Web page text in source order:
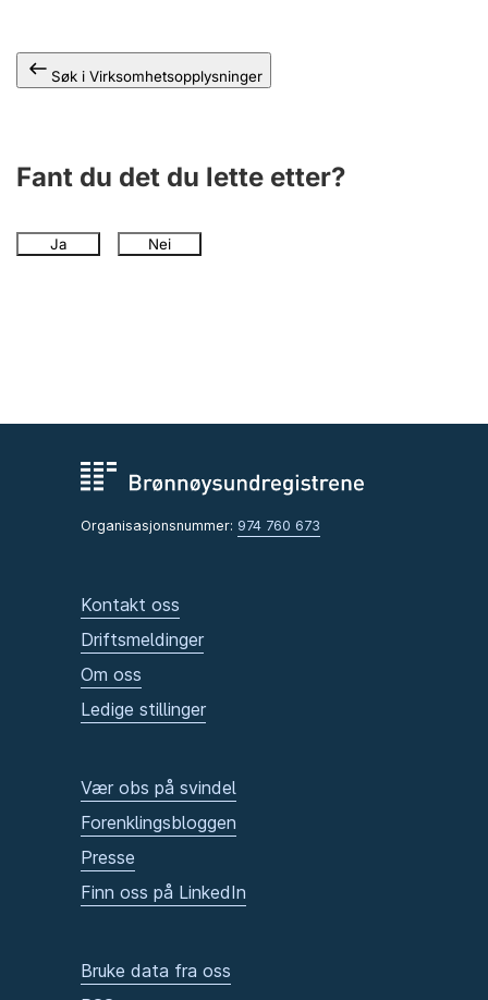
Søk i Virksomhetsopplysninger
Fant du det du lette etter?
Ja Nei
Organisasjonsnummer: 974 760 673
Kontakt oss
Driftsmeldinger
Om oss
Ledige stillinger
Vær obs på svindel
Forenklingsbloggen
Presse
Finn oss på LinkedIn
Bruke data fra oss